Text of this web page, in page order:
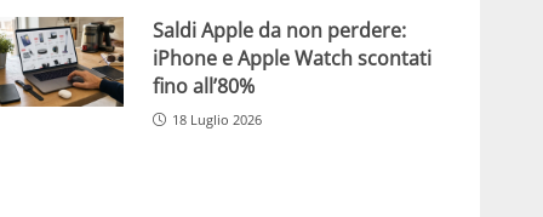
Saldi Apple da non perdere:
iPhone e Apple Watch scontati
fino all’80%
18 Luglio 2026